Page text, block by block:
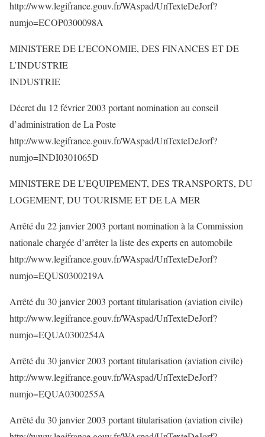
http://www.legifrance.gouv.fr/WAspad/UnTexteDeJorf?
numjo=ECOP0300098A
MINISTERE DE L’ECONOMIE, DES FINANCES ET DE
L’INDUSTRIE
INDUSTRIE
Décret du 12 février 2003 portant nomination au conseil
d’administration de La Poste
http://www.legifrance.gouv.fr/WAspad/UnTexteDeJorf?
numjo=INDI0301065D
MINISTERE DE L’EQUIPEMENT, DES TRANSPORTS, DU
LOGEMENT, DU TOURISME ET DE LA MER
Arrêté du 22 janvier 2003 portant nomination à la Commission
nationale chargée d’arrêter la liste des experts en automobile
http://www.legifrance.gouv.fr/WAspad/UnTexteDeJorf?
numjo=EQUS0300219A
Arrêté du 30 janvier 2003 portant titularisation (aviation civile)
http://www.legifrance.gouv.fr/WAspad/UnTexteDeJorf?
numjo=EQUA0300254A
Arrêté du 30 janvier 2003 portant titularisation (aviation civile)
http://www.legifrance.gouv.fr/WAspad/UnTexteDeJorf?
numjo=EQUA0300255A
Arrêté du 30 janvier 2003 portant titularisation (aviation civile)